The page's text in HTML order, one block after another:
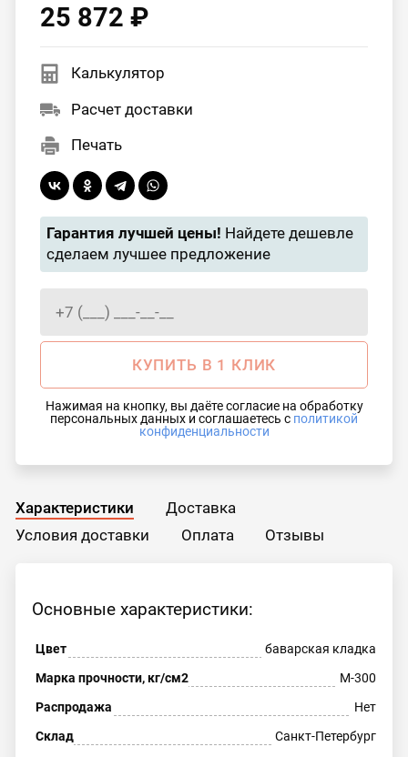
25 872 ₽
Калькулятор
Расчет доставки
Печать
Гарантия лучшей цены! Найдете дешевле
сделаем лучшее предложение
КУПИТЬ В 1 КЛИК
Нажимая на кнопку, вы даёте согласие на обработку
персональных данных и соглашаетесь с политикой
конфиденциальности
Характеристики
Доставка
Условия доставки
Оплата Отзывы
Основные характеристики:
Цвет
баварская кладка
Марка прочности, кг/см2
М-300
Распродажа
Нет
Склад
Санкт-Петербург